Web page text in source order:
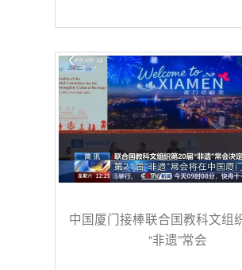
中国厦门接棒联合国教科文组
“非遗”常会